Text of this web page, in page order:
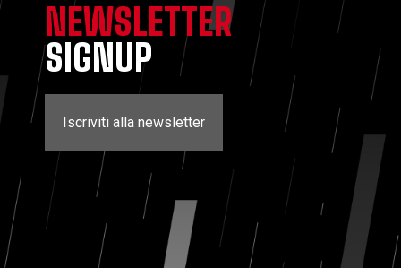
NEWSLETTER
SIGNUP
Iscriviti alla newsletter